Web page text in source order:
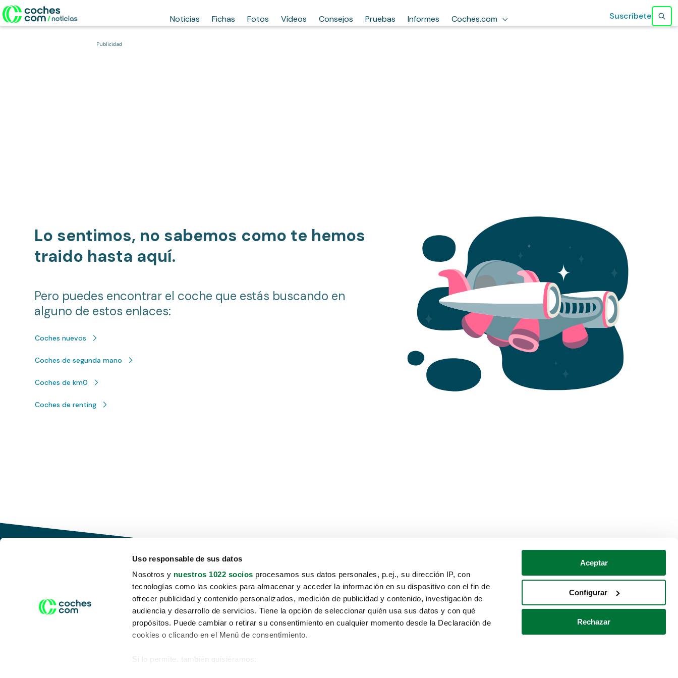
Uso responsable de sus datos
Nosotros y nuestros 1022 socios procesamos sus datos personales, p.ej., su dirección IP, con
tecnologías como las cookies para almacenar y acceder la información en su dispositivo con el fin de
ofrecer publicidad y contenido personalizados, medición de publicidad y contenido, investigación de
audiencia y desarrollo de servicios. Tiene la opción de seleccionar quién usa sus datos y con qué
propósitos. Puede cambiar o retirar su consentimiento en cualquier momento desde la Declaración de
cookies o clicando en el Menú de consentimiento.
Si lo permite, también quisiéramos:
Aceptar
Configurar
Rechazar
Noticias Fichas Fotos Vídeos Consejos Pruebas Informes Coches.com Suscríbete
Publicidad
Lo sentimos, no sabemos como te hemos
traido hasta aquí.
Pero puedes encontrar el coche que estás buscando en
alguno de estos enlaces:
Coches nuevos
Coches de segunda mano
Coches de km0
Coches de renting
Conduce tu futuro,
desata tu movilidad